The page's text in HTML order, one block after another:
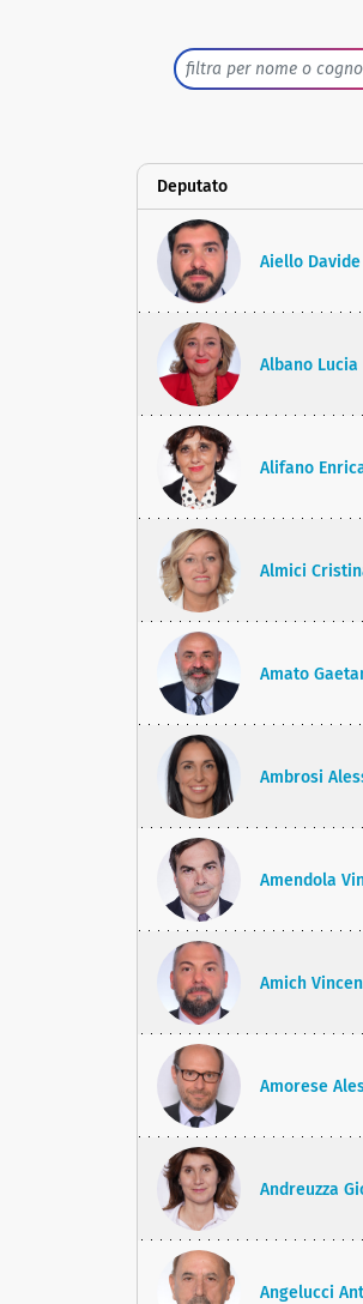
Deputato
Aiello Davide
Albano Lucia
Alifano
Almici
Amato
Ambrosi
Amendola
Amich
Amorese
Andreuzza
Angelucci